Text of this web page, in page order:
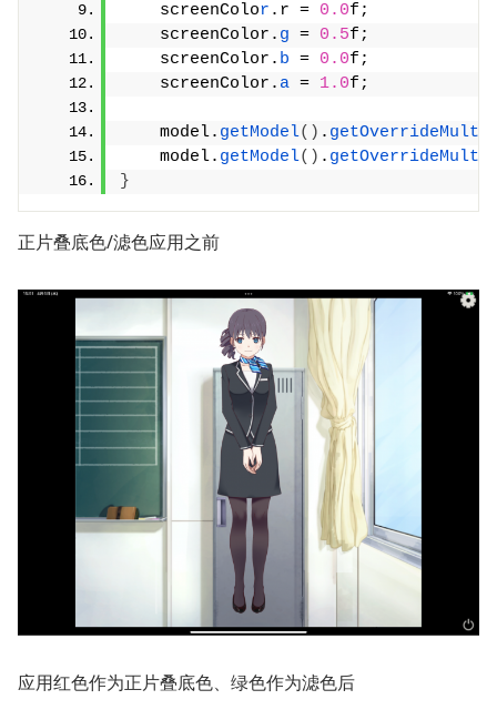
    screenColo
r .r = 0.0f;
    screenColor.
g = 0.5f;
    screenColor.
b = 0.0f;
    screenColor.
a = 1.0f;
    model.
getModel() .
    model.
getModel() .
}
正片叠底色/滤色应用之前
应用红色作为正片叠底色、绿色作为滤色后